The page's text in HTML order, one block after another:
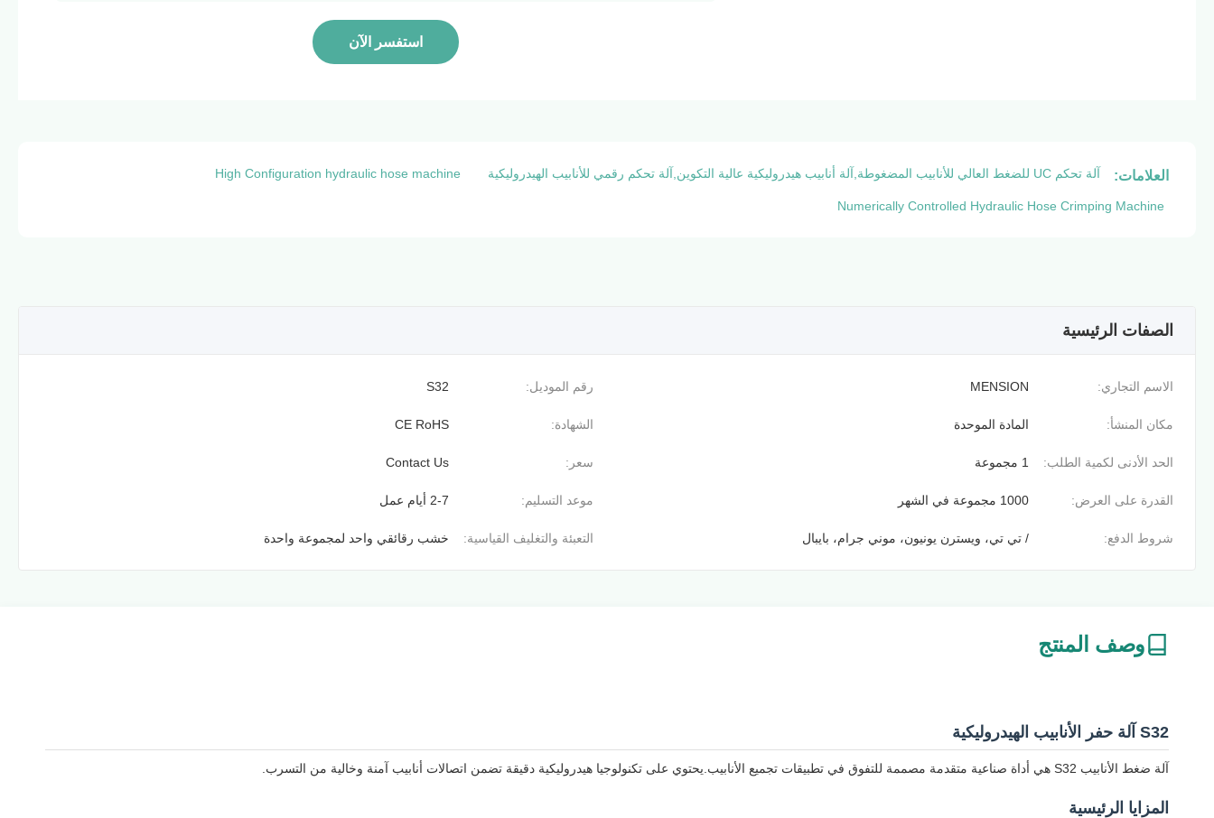
استفسر الآن
العلامات: آلة تحكم UC للضغط العالي للأنابيب المضغوطة,آلة أنابيب هيدروليكية عالية التكوين,آلة تحكم رقمي للأنابيب الهيدروليكية High Configuration hydraulic hose machine
Numerically Controlled Hydraulic Hose Crimping Machine
الصفات الرئيسية
الاسم التجاري: MENSION رقم الموديل: S32
مكان المنشأ: المادة الموحدة الشهادة: CE RoHS
الحد الأدنى لكمية الطلب: 1 مجموعة سعر: Contact Us
القدرة على العرض: 1000 مجموعة في الشهر موعد التسليم: 2-7 أيام عمل
شروط الدفع: / تي تي، ويسترن يونيون، موني جرام، بايبال التعبئة والتغليف القياسية: خشب رقائقي واحد لمجموعة واحدة
وصف المنتج
S32 آلة حفر الأنابيب الهيدروليكية
آلة ضغط الأنابيب S32 هي أداة صناعية متقدمة مصممة للتفوق في تطبيقات تجميع الأنابيب.يحتوي على تكنولوجيا هيدروليكية دقيقة تضمن اتصالات أنابيب آمنة وخالية من التسرب.
المزايا الرئيسية